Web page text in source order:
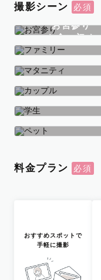
撮影シーン
お宮参り
お食い初め
ファミリー
マタニティ
カップル
学生
料金プラン
おすすめスポットで
手軽に撮影